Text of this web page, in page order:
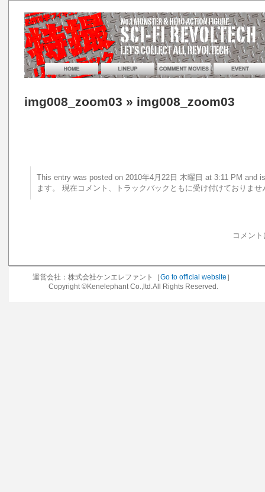
img008_zoom03 » img008_zoom03
This entry was posted on 2010年4月22日 木曜日 at 3:11 PM
ます。 現在コメント、トラックバックともに受け付けておりませ
コメン
運営会社：株式会社ケンエレファント［Go to official website ］
Copyright ©Kenelephant Co.,ltd.All Rights Reserved.